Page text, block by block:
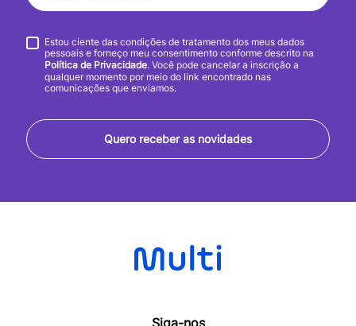
Quero receber as novidades
Estou ciente das condições de tratamento dos meus dados
pessoais e forneço meu consentimento conforme descrito na
Política de Privacidade. Você pode cancelar a inscrição a
qualquer momento por meio do link encontrado nas
comunicações que enviamos.
Siga-nos